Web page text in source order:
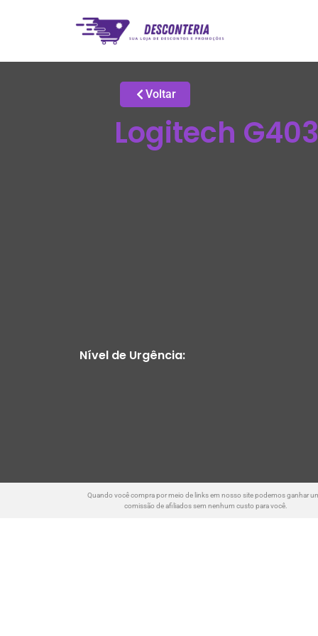
Voltar
Logitech
Nível de Urgência:
Quando você compra por meio de links em nosso site podemos ganhar
comissão de afiliados sem nenhum custo para você.